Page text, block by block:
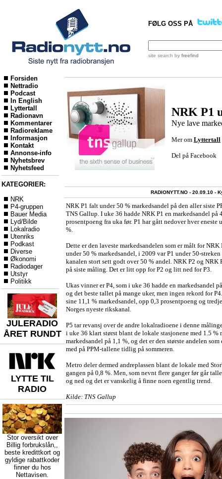
FØLG OSS PÅ
site search by freefind
Forsiden
Nettradio
Podcast
In English
Lyttertall
Radionavn
Kommentarer
Radioreklame
Informasjon
Kontakt
Annonse-info
Nyhetsbrev
Nyhetsfeed
KATEGORIER:
NRK
P4-gruppen
Bauer Media
Lyd/Bilde
Lokalradio
Utenriks
Podkast
Diverse
Økonomi
Radiodager
Utstyr
Politikk
JULERADIO
ÅRET RUNDT
LYTTE TIL
RADIO
Stor oversikt over
Billig forbrukslån,,
beste kredittkort og
gyldige rabattkoder
finner du hos
Nettavisen.
NRK P1
Nye lave
Mer om Lyttertall
Del på Facebook
RADIONYTT.NO - 20.09.10 -
NRK P1 falt under 50 % markedsandel på den aller siste
TNS Gallup. I uke 36 hadde NRK P1 en markedsandel på
prosentpoeng fra uka før. P1 har gått nedover hver eneste
%.
Dette er den laveste markedsandelen som er målt for
under 50 % markedsandel, i 2009 var P1 under 50-
kanalen stort sett godt over 50 % andel. NRK P2 og NRK
på siste måling. Det er litt opp for P2 og litt ned for P3.
Ukas vinner er P4, som i uke 36 hadde en markedsandel
og det beste tallet på mange uker, men ingen rekord for
sine 11,1 % markedsandel, opp 0,3 prosentpoeng og
Norges nyeste rikskanal.
P5 tar revansj over de andre lokalradioene i denne
i uke 36 klart størst blant de lokale stasjonene med 1.5 %
markedsandel på 1,1 %, og det er den største andelen
med på PPM-tallene tidlig på sommeren.
Metro deler dermed andreplassen blant de lokale med
gangen på 0,8 %. Men, som nevnt flere ganger før går
og ned og det er vanskelig å finne noen egentlig trend.
Kilde: TNS Gallup